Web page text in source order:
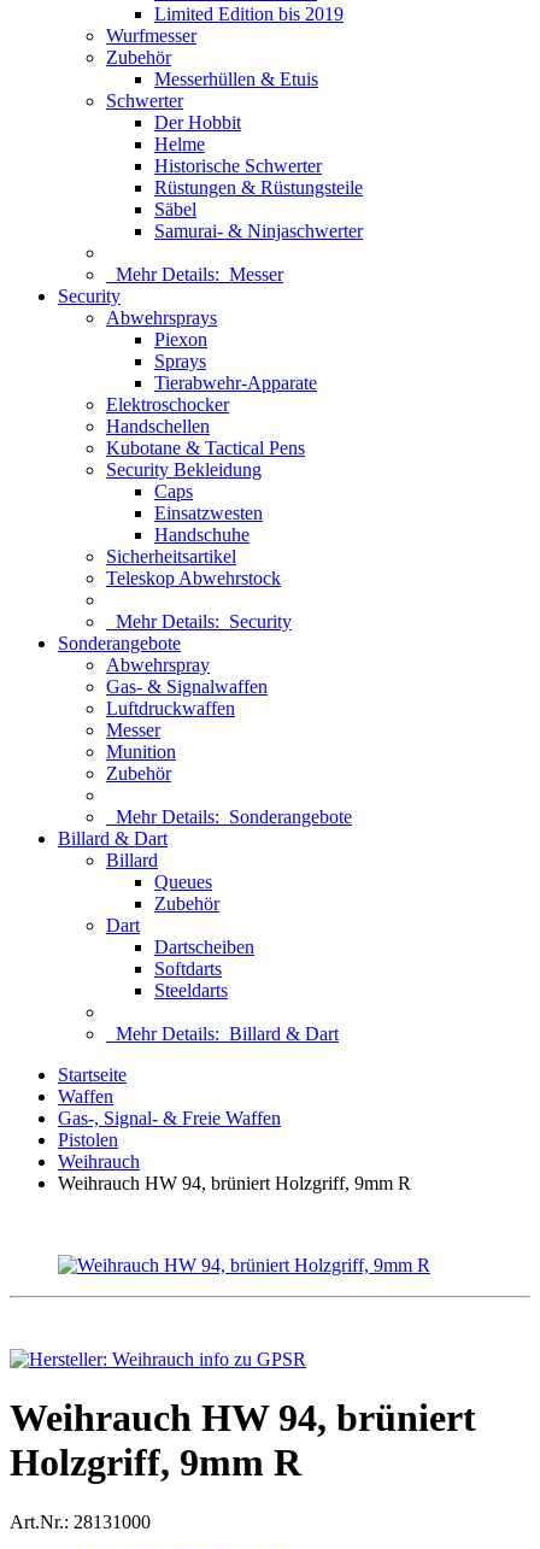
Limited Edition bis 2019
Wurfmesser
Zubehör
Messerhüllen & Etuis
Schwerter
Der Hobbit
Helme
Historische Schwerter
Rüstungen & Rüstungsteile
Säbel
Samurai- & Ninjaschwerter
Mehr Details: Messer
Security
Abwehrsprays
Piexon
Sprays
Tierabwehr-Apparate
Elektroschocker
Handschellen
Kubotane & Tactical Pens
Security Bekleidung
Caps
Einsatzwesten
Handschuhe
Sicherheitsartikel
Teleskop Abwehrstock
Mehr Details: Security
Sonderangebote
Abwehrspray
Gas- & Signalwaffen
Luftdruckwaffen
Messer
Munition
Zubehör
Mehr Details: Sonderangebote
Billard & Dart
Billard
Queues
Zubehör
Dart
Dartscheiben
Softdarts
Steeldarts
Mehr Details: Billard & Dart
Startseite
Waffen
Gas-, Signal- & Freie Waffen
Pistolen
Weihrauch
Weihrauch HW 94, brüniert Holzgriff, 9mm R
Weihrauch HW 94, brüniert
Holzgriff, 9mm R
Art.Nr.: 28131000